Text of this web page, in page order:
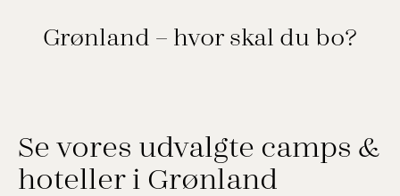
Grønland – hvor skal du bo?
Se vores udvalgte camps &
hoteller i Grønland